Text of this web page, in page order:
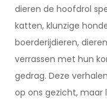
dieren de hoofdrol
katten, klunzige
boerderijdieren,
verrassen met hun
gedrag. Deze
op ons gezicht, maar